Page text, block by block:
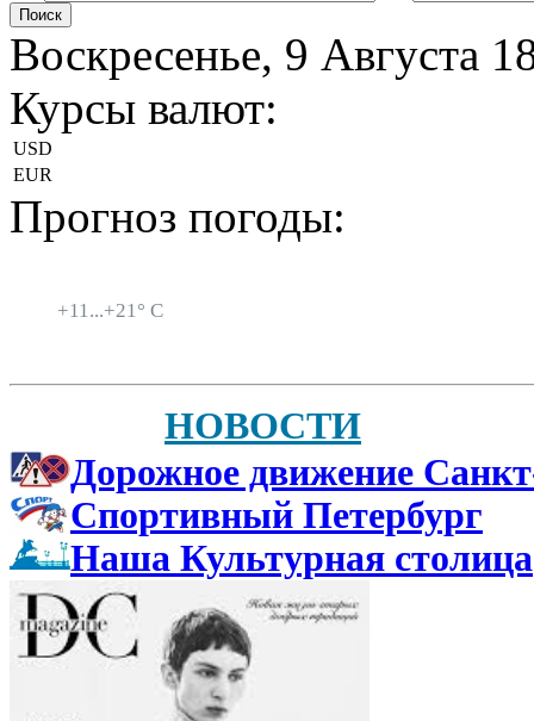
Воскресенье, 9 Августа
Курсы валют:
USD
EUR
Прогноз погоды:
+11...+21° C
НОВОСТИ
Дорожное движение
Спортивный Петербург
Наша Культурная столица